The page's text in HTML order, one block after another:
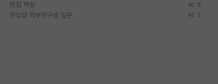
면접 복장 5
편입생 학부연구생 질문 7